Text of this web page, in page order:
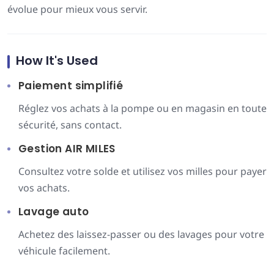
évolue pour mieux vous servir.
How It's Used
Paiement simplifié
Réglez vos achats à la pompe ou en magasin en toute
sécurité, sans contact.
Gestion AIR MILES
Consultez votre solde et utilisez vos milles pour payer
vos achats.
Lavage auto
Achetez des laissez-passer ou des lavages pour votre
véhicule facilement.